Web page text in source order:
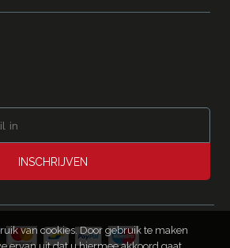
van cookies. Door gebruik te maken
INSCHRIJVEN